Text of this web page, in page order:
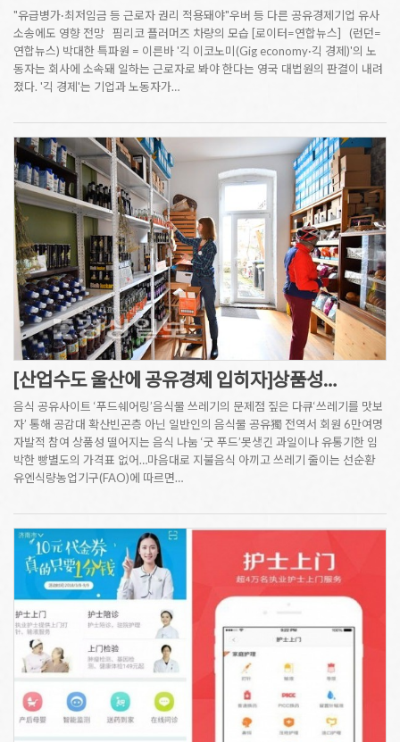
"유급병가·최저임금 등 근로자 권리 적용돼야"우버 등 다른 공유경제기업 유사
소송에도 영향 전망 핌리코 플러머즈 차량의 모습 [로이터=연합뉴스] (런던=
연합뉴스) 박대한 특파원 = 이른바 '긱 이코노미(Gig economy·긱 경제)'의 노
동자는 회사에 소속돼 일하는 근로자로 봐야 한다는 영국 대법원의 판결이 내려
졌다. '긱 경제'는 기업과 노동자가…
[산업수도 울산에 공유경제 입히자]상품성…
음식 공유사이트 ‘푸드쉐어링’음식물 쓰레기의 문제점 짚은 다큐‘쓰레기를 맛보
자’ 통해 공감대 확산빈곤층 아닌 일반인의 음식물 공유獨 전역서 회원 6만여명
자발적 참여 상품성 떨어지는 음식 나눔 ‘굿 푸드’못생긴 과일이나 유통기한 임
박한 빵별도의 가격표 없어…마음대로 지불음식 아끼고 쓰레기 줄이는 선순환
유엔식량농업기구(FAO)에 따르면…